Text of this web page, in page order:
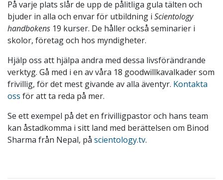
På varje plats slår de upp de pålitliga gula tälten och
bjuder in alla och envar för utbildning i Scientology
handbokens 19 kurser. De håller också seminarier i
skolor, företag och hos myndigheter.
Hjälp oss att hjälpa andra med dessa livsförändrande
verktyg. Gå med i en av våra 18 goodwillkavalkader som
frivillig, för det mest givande av alla äventyr. Kontakta
oss för att ta reda på mer.
Se ett exempel på det en frivilligpastor och hans team
kan åstadkomma i sitt land med berättelsen om Binod
Sharma från Nepal, på scientology.tv.